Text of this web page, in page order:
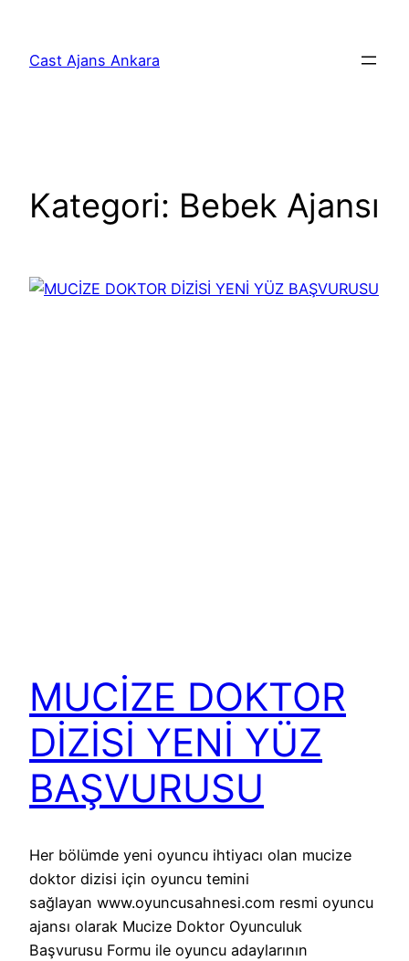
Cast Ajans Ankara
Kategori: Bebek Ajansı
MUCİZE DOKTOR
DİZİSİ YENİ YÜZ
BAŞVURUSU
Her bölümde yeni oyuncu ihtiyacı olan mucize
doktor dizisi için oyuncu temini
sağlayan www.oyuncusahnesi.com resmi oyuncu
ajansı olarak Mucize Doktor Oyunculuk
Başvurusu Formu ile oyuncu adaylarının